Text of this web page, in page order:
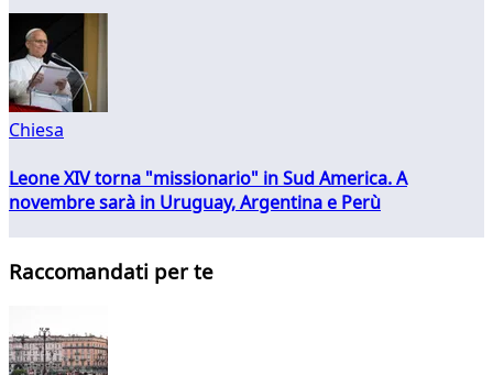
Chiesa
Leone XIV torna "missionario" in Sud America. A
novembre sarà in Uruguay, Argentina e Perù
Raccomandati per te